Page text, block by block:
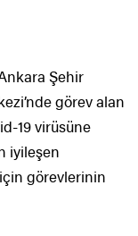
Şehir
görev alan
19 virüsüne
iyileşen
görevlerinin